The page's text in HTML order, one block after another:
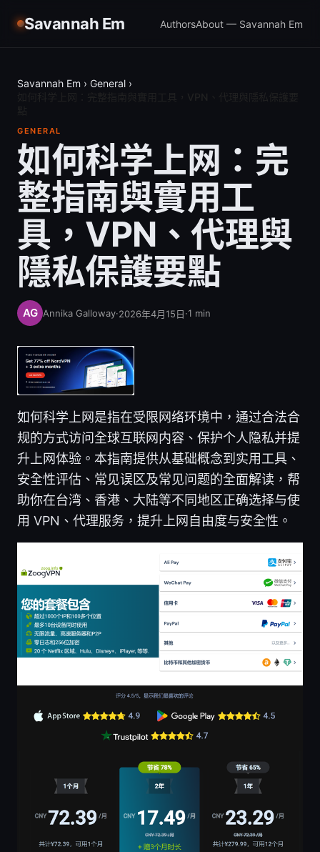
Savannah Em AuthorsAbout — Savannah Em
Savannah Em › General ›
GENERAL
如何科学上网：完
整指南與實用工
具，VPN、代理與
隱私保護要點
Annika Galloway·2026年4月15日·1 min
如何科学上网是指在受限网络环境中，通过合法合
规的方式访问全球互联网内容、保护个人隐私并提
升上网体验。本指南提供从基础概念到实用工具、
安全性评估、常见误区及常见问题的全面解读，帮
助你在台湾、香港、大陆等不同地区正确选择与使
用 VPN、代理服务，提升上网自由度与安全性。